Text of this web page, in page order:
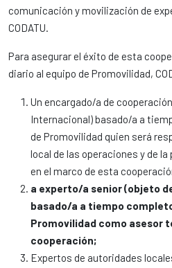
comunicación y movilización de
CODATU.
Para asegurar el éxito de esta
diario al equipo de Promovilidad,
Un encargado/a de
Internacional) basado/a a
de Promovilidad quien será
local de las operaciones y de
en el marco de esta
a experto/a senior (objeto
basado/a a tiempo
Promovilidad como asesor
cooperación;
Expertos de autoridades